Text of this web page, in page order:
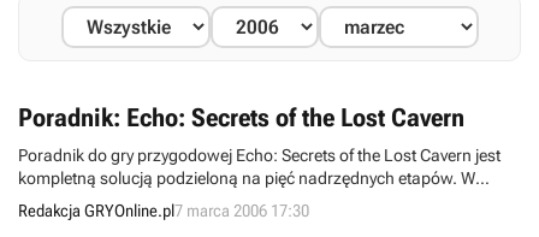
Poradnik: Echo: Secrets of the Lost Cavern
Poradnik do gry przygodowej Echo: Secrets of the Lost Cavern jest
kompletną solucją podzieloną na pięć nadrzędnych etapów. W
każdym z nim znalazło się graficzne przedstawienie występujących
przedmiotów, schemat lokacji, jak również dokładny opis.
Redakcja GRYOnline.pl7 marca 2006 17:30